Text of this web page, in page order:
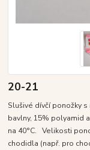
20-21
Slušivé dívčí ponožky
bavlny, 15% polyamid
na 40°C. Velikosti
chodidla (např. pro